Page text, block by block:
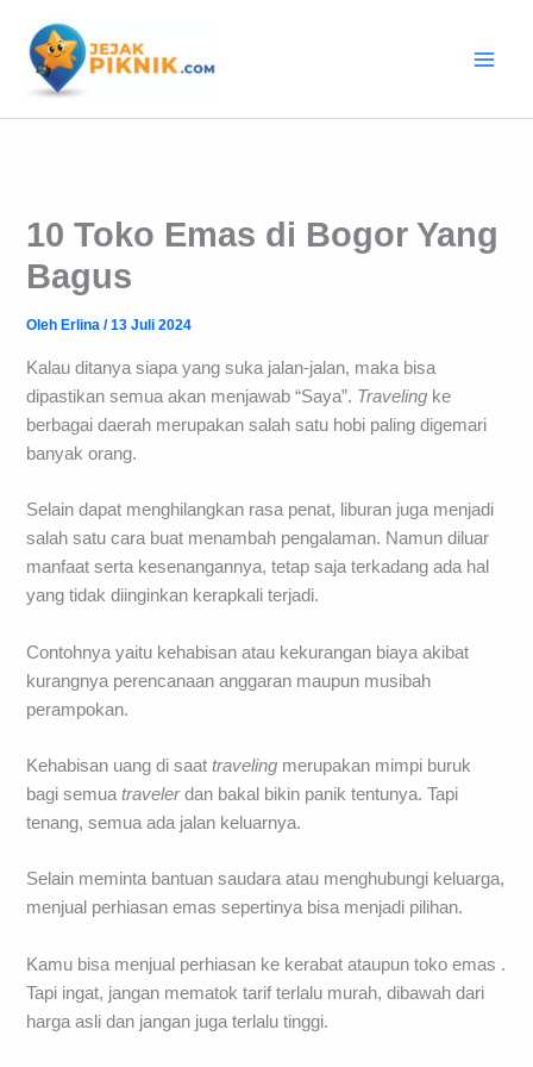
konten
10 Toko Emas di Bogor Yang
Bagus
Oleh Erlina/13 Juli 2024
Kalau ditanya siapa yang suka jalan-jalan, maka bisa
dipastikan semua akan menjawab “Saya”. Traveling ke
berbagai daerah merupakan salah satu hobi paling digemari
banyak orang.
Selain dapat menghilangkan rasa penat, liburan juga menjadi
salah satu cara buat menambah pengalaman. Namun diluar
manfaat serta kesenangannya, tetap saja terkadang ada hal
yang tidak diinginkan kerapkali terjadi.
Contohnya yaitu kehabisan atau kekurangan biaya akibat
kurangnya perencanaan anggaran maupun musibah
perampokan.
Kehabisan uang di saattraveling merupakan mimpi buruk
bagi semuatravelerdan bakal bikin panik tentunya. Tapi
tenang, semua ada jalan keluarnya.
Selain meminta bantuan saudara atau menghubungi keluarga,
menjual perhiasan emas sepertinya bisa menjadi pilihan.
Kamu bisa menjual perhiasan ke kerabat ataupun toko emas .
Tapi ingat, jangan mematok tarif terlalu murah, dibawah dari
harga asli dan jangan juga terlalu tinggi.